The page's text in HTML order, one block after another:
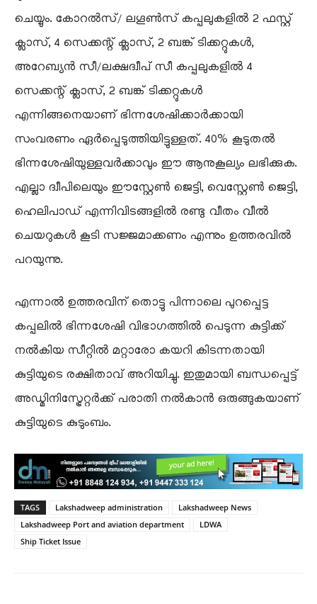
ചെയ്യും. കോറൽസ്/ ലഗൂൺസ് കപ്പലുകളിൽ 2 ഫസ്റ്റ്
ക്ലാസ്, 4 സെക്കന്റ് ക്ലാസ്, 2 ബങ്ക് ടിക്കറ്റുകൾ,
അറേബ്യൻ സീ/ലക്ഷദ്വീപ് സീ കപ്പലുകളിൽ 4
സെക്കന്റ് ക്ലാസ്, 2 ബങ്ക് ടിക്കറ്റുകൾ
എന്നിങ്ങനെയാണ് ഭിന്നശേഷിക്കാർക്കായി
സംവരണം ഏർപ്പെടുത്തിയിട്ടുള്ളത്. 40% കൂടുതൽ
ഭിന്നശേഷിയുള്ളവർക്കാവും ഈ ആനുകൂല്യം ലഭിക്കുക.
എല്ലാ ദ്വീപിലെയും ഈസ്റ്റേൺ ജെട്ടി, വെസ്റ്റേൺ ജെട്ടി,
ഹെലിപാഡ് എന്നിവിടങ്ങളിൽ രണ്ടു വീതം വീൽ
ചെയറുകൾ കൂടി സജ്ജമാക്കണം എന്നും ഉത്തരവിൽ
പറയുന്നു.
എന്നാൽ ഉത്തരവിന് തൊട്ടു പിന്നാലെ പുറപ്പെട്ട
കപ്പലിൽ ഭിന്നശേഷി വിഭാഗത്തിൽ പെടുന്ന കുട്ടിക്ക്
നൽകിയ സീറ്റിൽ മറ്റാരോ കയറി കിടന്നതായി
കുട്ടിയുടെ രക്ഷിതാവ് അറിയിച്ചു. ഇതുമായി ബന്ധപ്പെട്ട്
അഡ്മിനിസ്ട്രേറ്റർക്ക് പരാതി നൽകാൻ ഒരുങ്ങുകയാണ്
കുട്ടിയുടെ കുടുംബം.
TAGS Lakshadweep administration
Lakshadweep News
Lakshadweep Port and aviation department
LDWA
Ship Ticket Issue